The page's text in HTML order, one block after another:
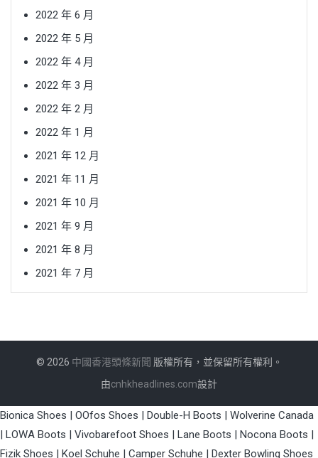
2022 年 6 月
2022 年 5 月
2022 年 4 月
2022 年 3 月
2022 年 2 月
2022 年 1 月
2021 年 12 月
2021 年 11 月
2021 年 10 月
2021 年 9 月
2021 年 8 月
2021 年 7 月
© 2026 中國香港頭條新聞 版權所有，並保留所有權利。
由cnhkheadlines.com設計
Bionica Shoes OOfos Shoes Double-H Boots
Wolverine Canada
LOWA Boots Vivobarefoot Shoes Lane Boots Nocona Boots
Fizik Shoes
Koel Schuhe Camper Schuhe Dexter Bowling Shoes